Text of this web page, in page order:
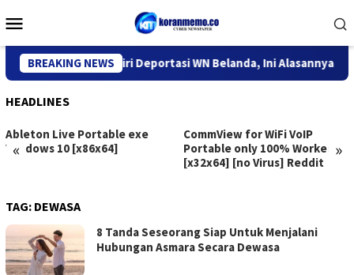
to
Menu
BREAKING NEWS
Imigrasi Kediri Deportasi WN Belanda, Ini Alasannya
HEADLINES
« »
Ableton Live Portable exe
Windows 10 [x86x64]
CommView for WiFi VoIP
Portable only 100% Worked
[x32x64] [no Virus] Reddit
TAG: DEWASA
8 Tanda Seseorang Siap Untuk Menjalani
Hubungan Asmara Secara Dewasa